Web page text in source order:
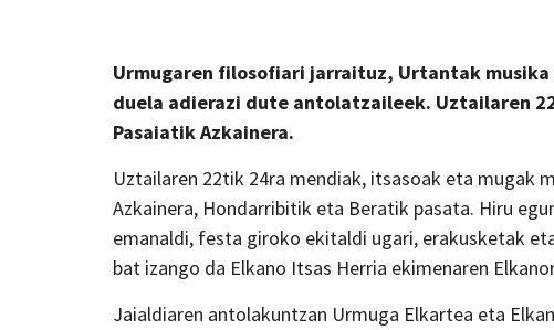
Urmugaren filosofiari jarraituz, Urtantak
duela adierazi dute antolatzaileek. Uztailaren
Pasaiatik Azkainera.
Uztailaren 22tik 24ra mendiak, itsasoak eta mugak
Azkainera, Hondarribitik eta Beratik pasata. Hiru
emanaldi, festa giroko ekitaldi ugari, erakusketak
bat izango da Elkano Itsas Herria ekimenaren
Jaialdiaren antolakuntzan Urmuga Elkartea eta